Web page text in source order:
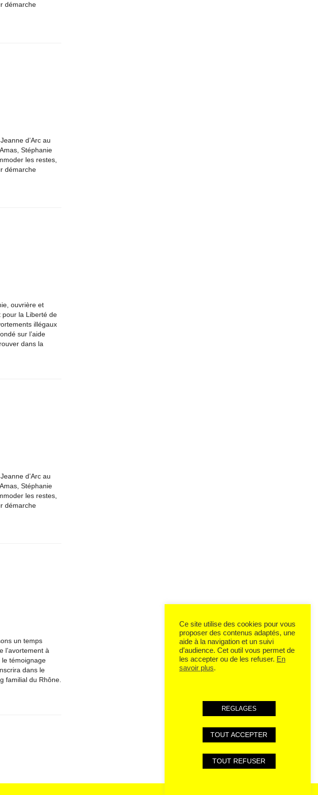
démarche
d’Arc au
Stéphanie
les restes,
démarche
ouvrière et
pour la Liberté de
illégaux
sur l’aide
dans la
d’Arc au
Stéphanie
les restes,
démarche
un temps
l’avortement à
témoignage
dans le
familial du Rhône.
Ce site utilise des cookies pour vous
proposer des contenus adaptés, une
aide à la navigation et un suivi
d’audience. Cet outil vous permet de
les accepter ou de les refuser. En
savoir plus.
REGLAGES
TOUT ACCEPTER
TOUT REFUSER